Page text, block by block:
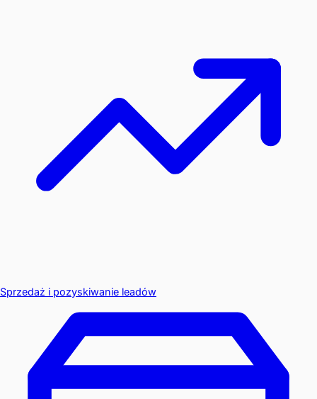
Sprzedaż i pozyskiwanie leadów